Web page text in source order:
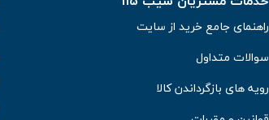
راهنمای جامع خرید از سایت
سوالات متداول
رویه های بازگرداندن کالا